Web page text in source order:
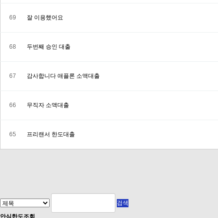
69 잘 이용했어요
68 두번째 승인 대출
67 감사합니다 애플론 소액대출
66 무직자 소액대출
65 프리랜서 한도대출
안심 한도조회